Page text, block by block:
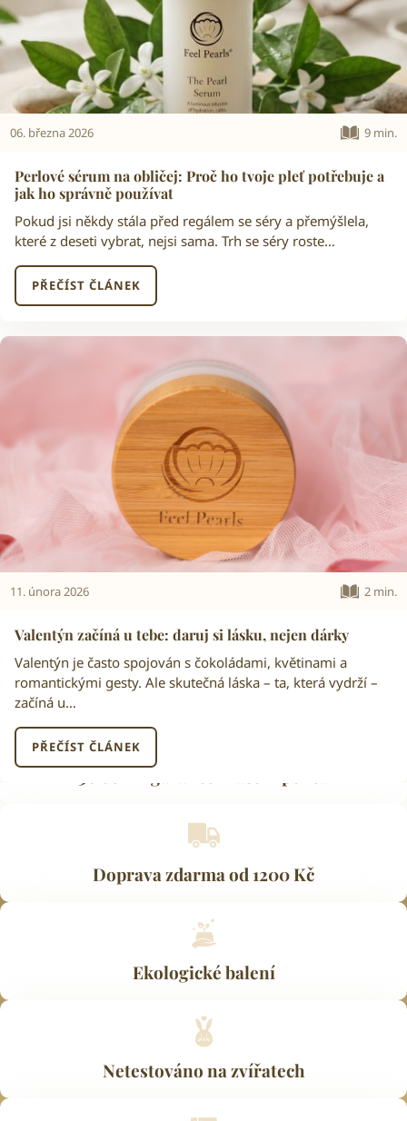
06. března 2026 9 min.
Perlové sérum na obličej: Proč ho tvoje pleť potřebuje a
jak ho správně používat
Pokud jsi někdy stála před regálem se séry a přemýšlela,
které z deseti vybrat, nejsi sama. Trh se séry roste…
PŘEČÍST ČLÁNEK
11. února 2026 2 min.
Valentýn začíná u tebe: daruj si lásku, nejen dárky
Valentýn je často spojován s čokoládami, květinami a
romantickými gesty. Ale skutečná láska – ta, která vydrží –
začíná u…
PŘEČÍST ČLÁNEK
30 denní garance vrácení peněz
Doprava zdarma od 1200 Kč
Ekologické balení
Netestováno na zvířatech